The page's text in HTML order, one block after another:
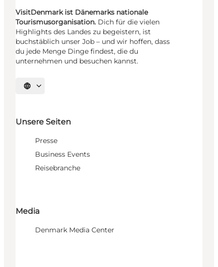
VisitDenmark ist Dänemarks nationale
Tourismusorganisation. Dich für die vielen
Highlights des Landes zu begeistern, ist
buchstäblich unser Job – und wir hoffen, dass
du jede Menge Dinge findest, die du
unternehmen und besuchen kannst.
Sprache auswählen
Unsere Seiten
Presse
Business Events
Reisebranche
Media
Denmark Media Center